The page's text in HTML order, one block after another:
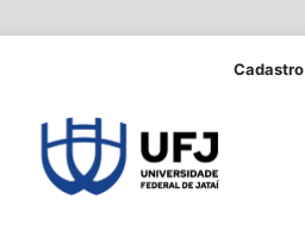
Cadastro